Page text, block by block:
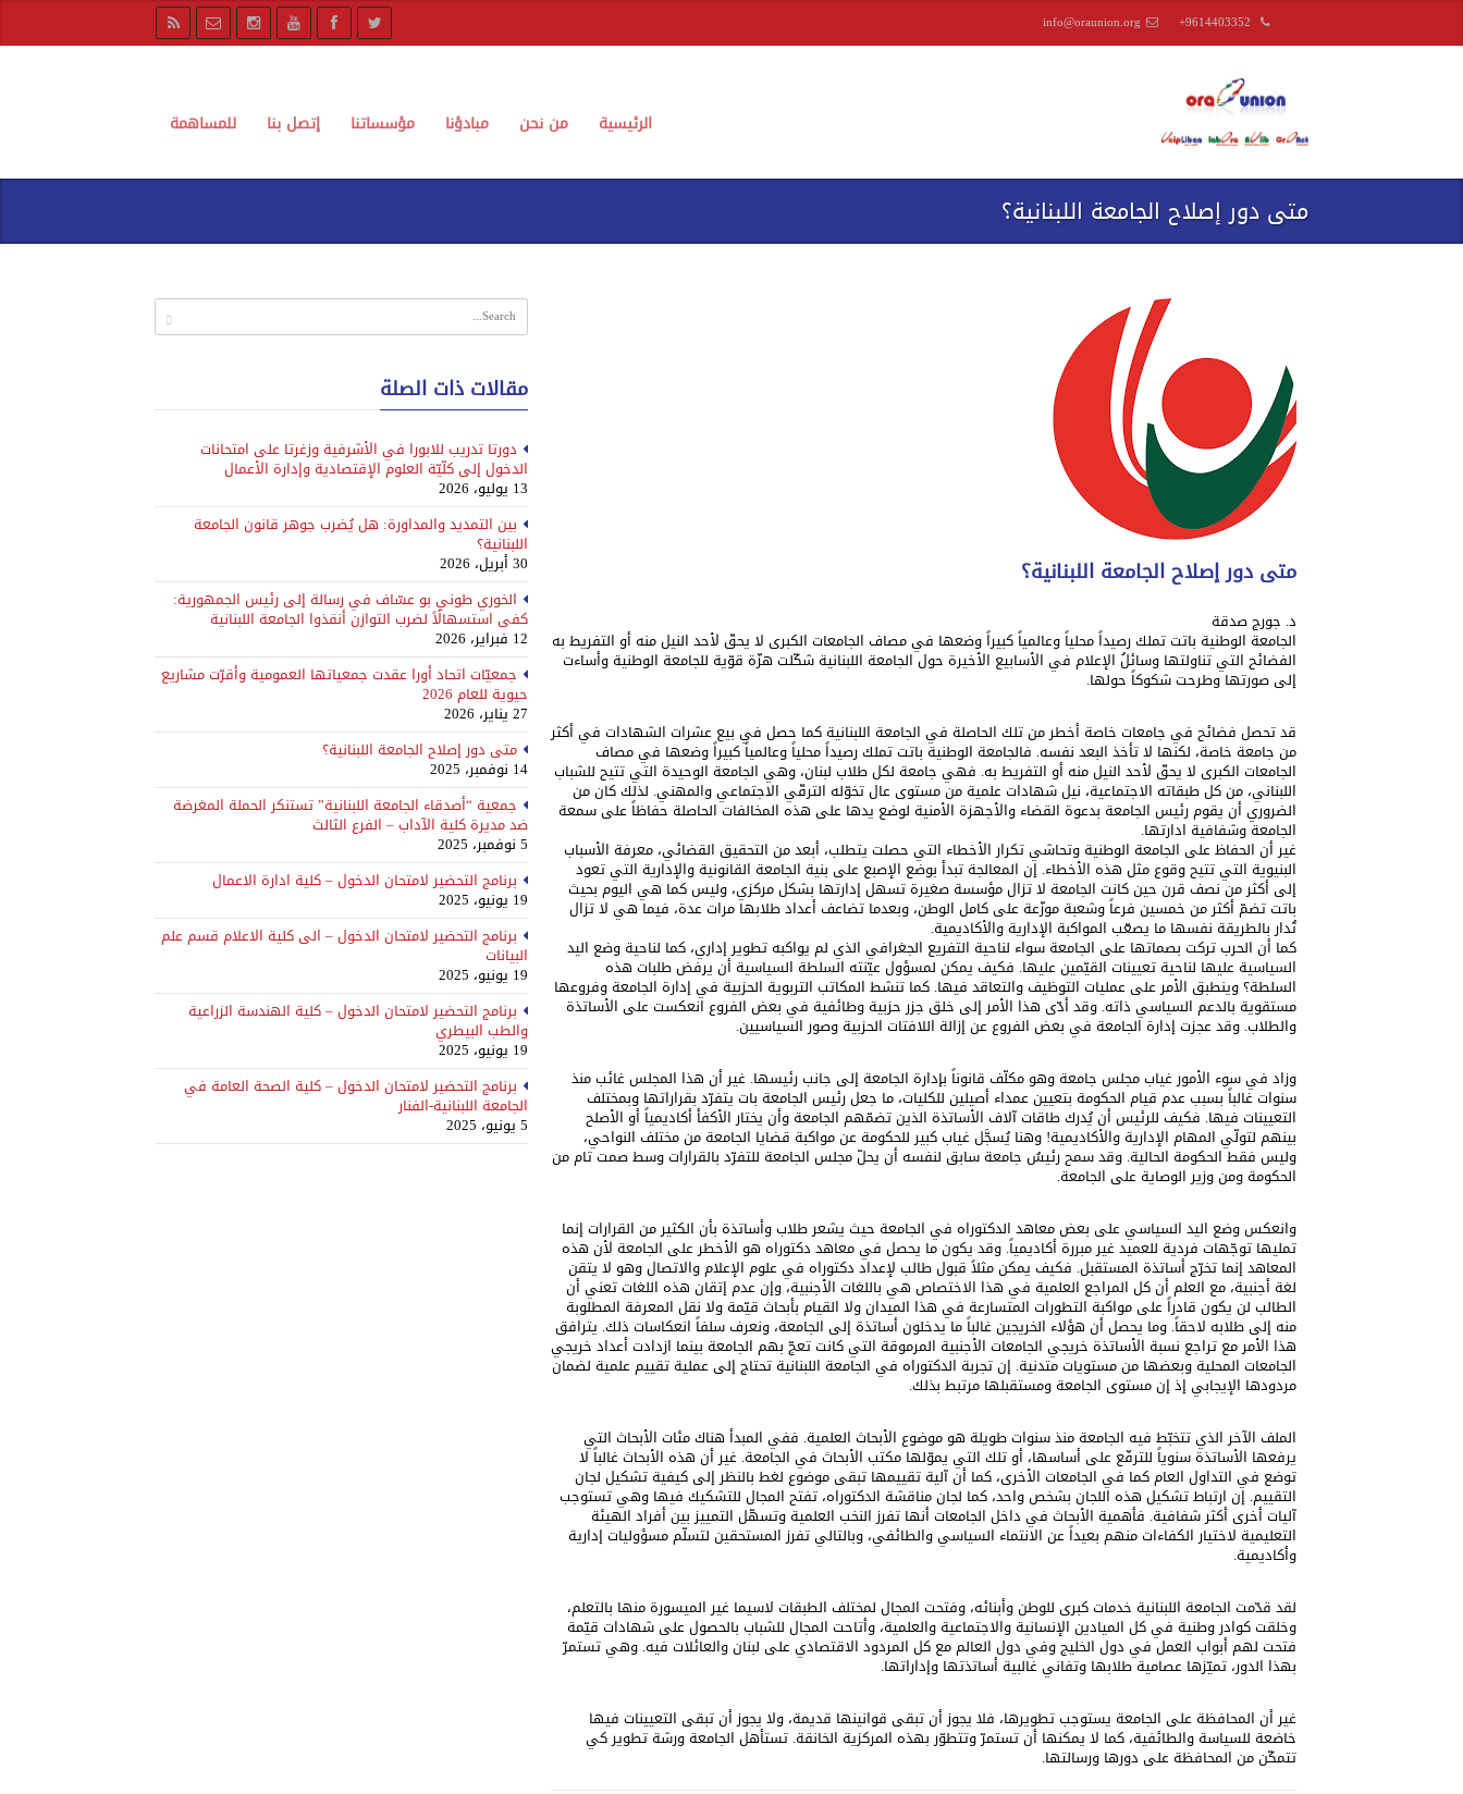
info@oraunion.org +9614403352
الرئيسية من نحن مبادؤنا مؤسساتنا إتصل بنا للمساهمة
متى دور إصلاح الجامعة اللبنانية؟
متى دور إصلاح الجامعة اللبنانية؟
د. جورج صدقة
الجامعة الوطنية باتت تملك رصيداً محلياً وعالمياً كبيراً وضعها في مصاف الجامعات الكبرى لا يحقّ لأحد النيل منه أو التفريط به
الفضائح التي تناولتها وسائلُ الإعلام في الأسابيع الأخيرة حول الجامعة اللبنانية شكّلت هزّة قوّية للجامعة الوطنية وأساءت
إلى صورتها وطرحت شكوكاً حولها.
قد تحصل فضائح في جامعات خاصة أخطر من تلك الحاصلة في الجامعة اللبنانية كما حصل في بيع عشرات الشهادات في أكثر
من جامعة خاصة، لكنها لا تأخذ البعد نفسه. فالجامعة الوطنية باتت تملك رصيداً محلياً وعالمياً كبيراً وضعها في مصاف
الجامعات الكبرى لا يحقّ لأحد النيل منه أو التفريط به. فهي جامعة لكل طلاب لبنان، وهي الجامعة الوحيدة التي تتيح للشباب
اللبناني، من كل طبقاته الاجتماعية، نيل شهادات علمية من مستوى عال تخوّله الترقّي الاجتماعي والمهني. لذلك كان من
الضروري أن يقوم رئيس الجامعة بدعوة القضاء والأجهزة الأمنية لوضع يدها على هذه المخالفات الحاصلة حفاظاً على سمعة
الجامعة وشفافية ادارتها.
غير أن الحفاظ على الجامعة الوطنية وتحاشي تكرار الأخطاء التي حصلت يتطلب، أبعد من التحقيق القضائي، معرفة الأسباب
البنيوية التي تتيح وقوع مثل هذه الأخطاء. إن المعالجة تبدأ بوضع الإصبع على بنية الجامعة القانونية والإدارية التي تعود
إلى أكثر من نصف قرن حين كانت الجامعة لا تزال مؤسسة صغيرة تسهل إدارتها بشكل مركزي، وليس كما هي اليوم بحيث
باتت تضمّ أكثر من خمسين فرعاً وشعبة موزّعة على كامل الوطن، وبعدما تضاعف أعداد طلابها مرات عدة، فيما هي لا تزال
تُدار بالطريقة نفسها ما يصعّب المواكبة الإدارية والأكاديمية.
كما أن الحرب تركت بصماتها على الجامعة سواء لناحية التفريع الجغرافي الذي لم يواكبه تطوير إداري، كما لناحية وضع اليد
السياسية عليها لناحية تعيينات القيّمين عليها. فكيف يمكن لمسؤول عيّنته السلطة السياسية أن يرفض طلبات هذه
السلطة؟ وينطبق الأمر على عمليات التوظيف والتعاقد فيها. كما تنشط المكاتب التربوية الحزبية في إدارة الجامعة وفروعها
مستقوية بالدعم السياسي ذاته. وقد أدّى هذا الأمر إلى خلق جزر حزبية وطائفية في بعض الفروع انعكست على الأساتذة
والطلاب. وقد عجزت إدارة الجامعة في بعض الفروع عن إزالة اللافتات الحزبية وصور السياسيين.
وزاد في سوء الأمور غياب مجلس جامعة وهو مكلّف قانوناً بإدارة الجامعة إلى جانب رئيسها. غير أن هذا المجلس غائب منذ
سنوات غالباً بسبب عدم قيام الحكومة بتعيين عمداء أصيلين للكليات، ما جعل رئيس الجامعة بات يتفرّد بقراراتها وبمختلف
التعيينات فيها. فكيف للرئيس أن يُدرك طاقات آلاف الأساتذة الذين تضمّهم الجامعة وأن يختار الأكفأ أكاديمياً أو الأصلح
بينهم لتولّي المهام الإدارية والأكاديمية! وهنا يُسجَّل غياب كبير للحكومة عن مواكبة قضايا الجامعة من مختلف النواحي،
وليس فقط الحكومة الحالية. وقد سمح رئيسُ جامعة سابق لنفسه أن يحلّ مجلس الجامعة للتفرّد بالقرارات وسط صمت تام من
الحكومة ومن وزير الوصاية على الجامعة.
وانعكس وضع اليد السياسي على بعض معاهد الدكتوراه في الجامعة حيث يشعر طلاب وأساتذة بأن الكثير من القرارات إنما
تمليها توجّهات فردية للعميد غير مبررة أكاديمياً. وقد يكون ما يحصل في معاهد دكتوراه هو الأخطر على الجامعة لأن هذه
المعاهد إنما تخرّج أساتذة المستقبل. فكيف يمكن مثلاً قبول طالب لإعداد دكتوراه في علوم الإعلام والاتصال وهو لا يتقن
لغة أجنبية، مع العلم أن كل المراجع العلمية في هذا الاختصاص هي باللغات الأجنبية، وإن عدم إتقان هذه اللغات تعني أن
الطالب لن يكون قادراً على مواكبة التطورات المتسارعة في هذا الميدان ولا القيام بأبحاث قيّمة ولا نقل المعرفة المطلوبة
منه إلى طلابه لاحقاً. وما يحصل أن هؤلاء الخريجين غالباً ما يدخلون أساتذة إلى الجامعة، ونعرف سلفاً انعكاسات ذلك. يترافق
هذا الأمر مع تراجع نسبة الأساتذة خريجي الجامعات الأجنبية المرموقة التي كانت تعجّ بهم الجامعة بينما ازدادت أعداد خريجي
الجامعات المحلية وبعضها من مستويات متدنية. إن تجربة الدكتوراه في الجامعة اللبنانية تحتاج إلى عملية تقييم علمية لضمان
مردودها الإيجابي إذ إن مستوى الجامعة ومستقبلها مرتبط بذلك.
الملف الآخر الذي تتخبّط فيه الجامعة منذ سنوات طويلة هو موضوع الأبحاث العلمية. ففي المبدأ هناك مئات الأبحاث التي
يرفعها الأساتذة سنوياً للترفّع على أساسها، أو تلك التي يموّلها مكتب الأبحاث في الجامعة. غير أن هذه الأبحاث غالباً لا
توضع في التداول العام كما في الجامعات الأخرى، كما أن آلية تقييمها تبقى موضوع لغط بالنظر إلى كيفية تشكيل لجان
التقييم. إن ارتباط تشكيل هذه اللجان بشخص واحد، كما لجان مناقشة الدكتوراه، تفتح المجال للتشكيك فيها وهي تستوجب
آليات أخرى أكثر شفافية. فأهمية الأبحاث في داخل الجامعات أنها تفرز النخب العلمية وتسهّل التمييز بين أفراد الهيئة
التعليمية لاختيار الكفاءات منهم بعيداً عن الانتماء السياسي والطائفي، وبالتالي تفرز المستحقين لتسلّم مسؤوليات إدارية
وأكاديمية.
لقد قدّمت الجامعة اللبنانية خدمات كبرى للوطن وأبنائه، وفتحت المجال لمختلف الطبقات لاسيما غير الميسورة منها بالتعلم،
وخلقت كوادر وطنية في كل الميادين الإنسانية والاجتماعية والعلمية، وأتاحت المجال للشباب بالحصول على شهادات قيّمة
فتحت لهم أبواب العمل في دول الخليج وفي دول العالم مع كل المردود الاقتصادي على لبنان والعائلات فيه. وهي تستمرّ
بهذا الدور، تميّزها عصامية طلابها وتفاني غالبية أساتذتها وإداراتها.
غير أن المحافظة على الجامعة يستوجب تطويرها، فلا يجوز أن تبقى قوانينها قديمة، ولا يجوز أن تبقى التعيينات فيها
خاضعة للسياسة والطائفية، كما لا يمكنها أن تستمرّ وتتطوّر بهذه المركزية الخانقة. تستأهل الجامعة ورشة تطوير كي
تتمكّن من المحافظة على دورها ورسالتها.
مقالات ذات الصلة
دورتا تدريب للابورا في الأشرفية وزغرتا على امتحانات
الدخول إلى كلّيّة العلوم الإقتصادية وإدارة الأعمال
13 يوليو، 2026
بين التمديد والمداورة: هل يُضرب جوهر قانون الجامعة
اللبنانية؟
30 أبريل، 2026
الخوري طوني بو عسّاف في رسالة إلى رئيس الجمهورية:
كفى استسهالًاً لضرب التوازن أنقذوا الجامعة اللبنانية
12 فبراير، 2026
جمعيّات اتحاد أورا عقدت جمعياتها العمومية وأقرّت مشاريع
حيوية للعام 2026
27 يناير، 2026
متى دور إصلاح الجامعة اللبنانية؟
14 نوفمبر، 2025
جمعية “أصدقاء الجامعة اللبنانية” تستنكر الحملة المغرضة
ضد مديرة كلية الآداب – الفرع الثالث
5 نوفمبر، 2025
برنامج التحضير لامتحان الدخول – كلية ادارة الاعمال
19 يونيو، 2025
برنامج التحضير لامتحان الدخول – الى كلية الاعلام قسم علم
البيانات
19 يونيو، 2025
برنامج التحضير لامتحان الدخول – كلية الهندسة الزراعية
والطب البيطري
19 يونيو، 2025
برنامج التحضير لامتحان الدخول – كلية الصحة العامة في
الجامعة اللبنانية-الفنار
5 يونيو، 2025